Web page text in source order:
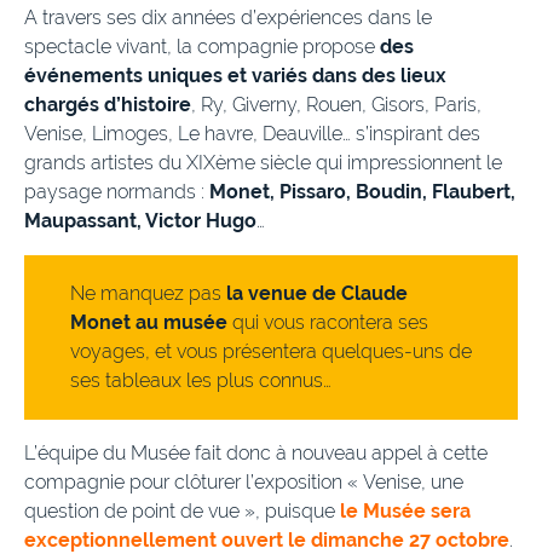
A travers ses dix années d’expériences dans le
spectacle vivant, la compagnie propose des
événements uniques et variés dans des lieux
chargés d’histoire, Ry, Giverny, Rouen, Gisors, Paris,
Venise, Limoges, Le havre, Deauville… s’inspirant des
grands artistes du XIXème siècle qui impressionnent le
paysage normands : Monet, Pissaro, Boudin, Flaubert,
Maupassant, Victor Hugo…
Ne manquez pas la venue de Claude
Monet au musée qui vous racontera ses
voyages, et vous présentera quelques-uns de
ses tableaux les plus connus…
L’équipe du Musée fait donc à nouveau appel à cette
compagnie pour clôturer l’exposition « Venise, une
question de point de vue », puisque le Musée sera
exceptionnellement ouvert le dimanche 27 octobre.